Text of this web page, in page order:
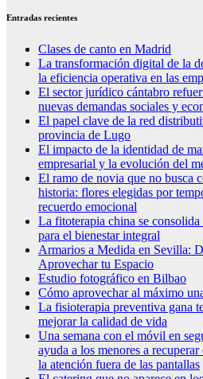
Entradas recientes
Clases de canto en Madrid
La transformación digital de la
la eficiencia operativa en las
El sector jurídico cántabro
nuevas demandas sociales y
El papel clave de la red
provincia de Lugo
El impacto de la identidad de
empresarial y la evolución del
El ramo de novia que no busca
historia: flores elegidas por
recuerdo emocional
La fitoterapia china se
para el bienestar integral
Armarios a Medida en Sevilla:
Aprovechar tu Espacio
Estudio fotográfico en Bilbao
Cómo aprovechar al máximo
La fisioterapia preventiva gana
mejorar la calidad de vida
Una semana con el móvil en
ayuda a los menores a
la atención fuera de las pantallas